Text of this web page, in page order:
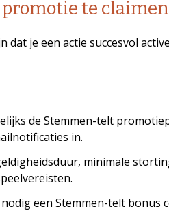
te claimen
dat je een actie succesvol
de Stemmen-telt
in.
minimale
een Stemmen-telt bonus